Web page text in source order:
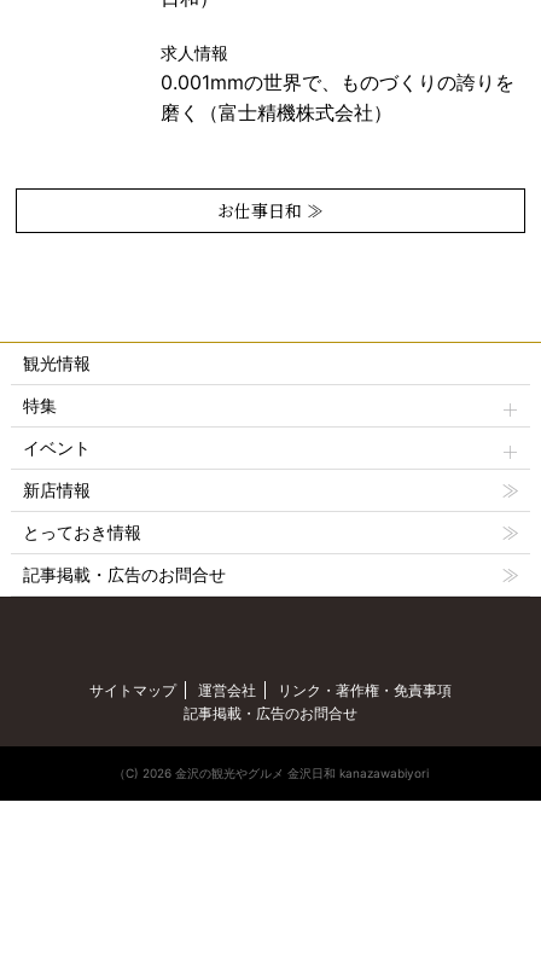
求人情報
0.001mmの世界で、ものづくりの誇りを
磨く（富士精機株式会社）
お仕事日和 ≫
観光情報
特集
イベント
新店情報
とっておき情報
記事掲載・広告のお問合せ
サイトマップ 運営会社
リンク・著作権・免責事項
記事掲載・広告のお問合せ
（C) 2026 金沢の観光やグルメ 金沢日和 kanazawabiyori